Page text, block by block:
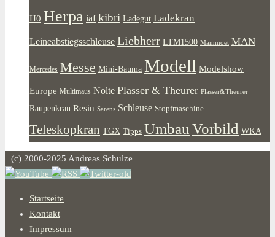
H0 Herpa iaf kibri Ladegut Ladekran
Leineabstiegsschleuse Liebherr LTM1500 Mammoet MAN
Mercedes Messe Mini-Bauma Modell Modelshow
Europe Multimaus Nolte Plasser & Theurer Plasser&Theurer
Raupenkran Resin Sarens Schleuse Stopfmaschine
Teleskopkran TGX Tipps Umbau Vorbild WKA
(c) 2000-2025 Andreas Schulze
Startseite
Kontakt
Impressum